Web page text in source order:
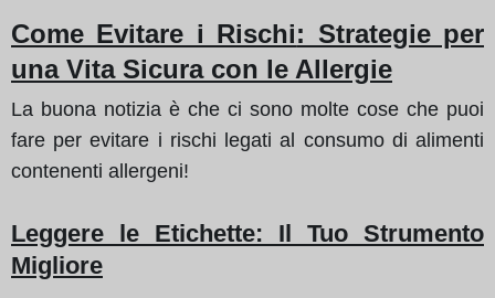
Come Evitare i Rischi: Strategie per
una Vita Sicura con le Allergie
La buona notizia è che ci sono molte cose che puoi
fare per evitare i rischi legati al consumo di alimenti
contenenti allergeni!
Leggere le Etichette: Il Tuo Strumento
Migliore